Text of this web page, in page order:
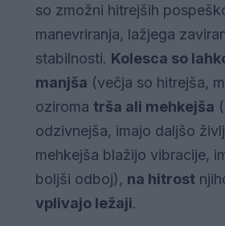
so zmožni hitrejših
manevriranja, lažjega
stabilnosti. Kolesca so
manjša (večja so hitrejša,
oziroma trša ali mehkejša
odzivnejša, imajo daljšo
mehkejša blažijo vibracije,
boljši odboj), na hitrost
vplivajo ležaji.